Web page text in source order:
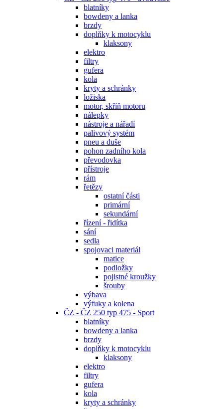
blatníky
bowdeny a lanka
brzdy
doplňky k motocyklu
klaksony
elektro
filtry
gufera
kola
kryty a schránky
ložiska
motor, skříň motoru
nálepky
nástroje a nářadí
palivový systém
pneu a duše
pohon zadního kola
převodovka
přístroje
rám
řetězy
ostatní části
primární
sekundární
řízení - řidítka
sání
sedla
spojovaci materiál
matice
podložky
pojistné kroužky
šrouby
výbava
výfuky a kolena
ČZ - ČZ 250 typ 475 - Sport
blatníky
bowdeny a lanka
brzdy
doplňky k motocyklu
klaksony
elektro
filtry
gufera
kola
kryty a schránky